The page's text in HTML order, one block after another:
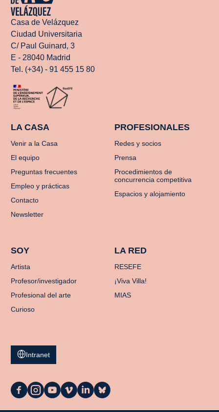
Casa de Velázquez
Ciudad Universitaria
C/ Paul Guinard, 3
E - 28040 Madrid
Tel. (+34) - 91 455 15 80
LA CASA
Venir a la Casa
El equipo
Preguntas frecuentes
Empleo y prácticas
Contacto
Newsletter
PROFESIONALES
Redes y socios
Prensa
Procedimientos de
concurrencia competitiva
Espacios y alojamiento
SOY
Artista
Profesor/investigador
Profesional del arte
Curioso
LA RED
RESEFE
¡Viva Villa!
MIAS
Intranet
La
La
La
La
La
La